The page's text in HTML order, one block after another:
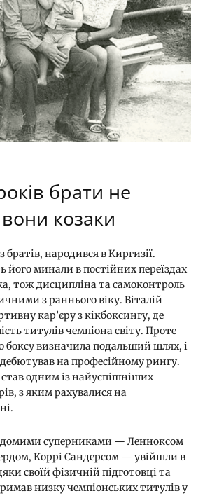
брати не
козаки
братів, народився в Киргизії.
його минали в постійних переїздах
тож дисципліна та самоконтроль
з раннього віку. Віталій
кар’єру з кікбоксингу, де
титулів чемпіона світу. Проте
боксу визначила подальший шлях, і
дебютував на професійному рингу.
став одним із найуспішніших
з яким рахувалися на
суперниками — Ленноксом
Коррі Сандерсом — увійшли в
своїй фізичній підготовці та
низку чемпіонських титулів у